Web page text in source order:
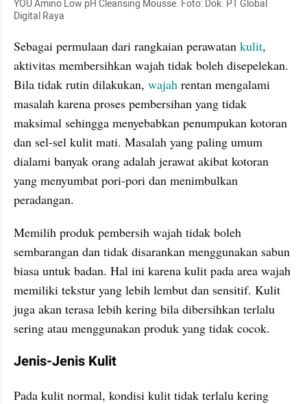
YOU Amino Low pH Cleansing Mousse. Foto: Dok. PT Global
Digital Raya
Sebagai permulaan dari rangkaian perawatan kulit,
aktivitas membersihkan wajah tidak boleh disepelekan.
Bila tidak rutin dilakukan, wajah rentan mengalami
masalah karena proses pembersihan yang tidak
maksimal sehingga menyebabkan penumpukan kotoran
dan sel-sel kulit mati. Masalah yang paling umum
dialami banyak orang adalah jerawat akibat kotoran
yang menyumbat pori-pori dan menimbulkan
peradangan.
Memilih produk pembersih wajah tidak boleh
sembarangan dan tidak disarankan menggunakan sabun
biasa untuk badan. Hal ini karena kulit pada area wajah
memiliki tekstur yang lebih lembut dan sensitif. Kulit
juga akan terasa lebih kering bila dibersihkan terlalu
sering atau menggunakan produk yang tidak cocok.
Jenis-Jenis Kulit
Pada kulit normal, kondisi kulit tidak terlalu kering